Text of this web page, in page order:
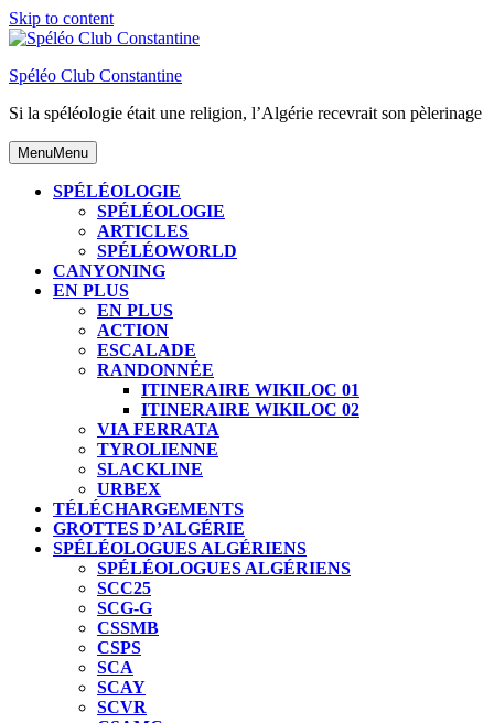
Skip to content
Spéléo Club Constantine
Si la spéléologie était une religion, l’Algérie recevrait son pèlerinage
MenuMenu
SPÉLÉOLOGIE
SPÉLÉOLOGIE
ARTICLES
SPÉLÉOWORLD
CANYONING
EN PLUS
EN PLUS
ACTION
ESCALADE
RANDONNÉE
ITINERAIRE WIKILOC 01
ITINERAIRE WIKILOC 02
VIA FERRATA
TYROLIENNE
SLACKLINE
URBEX
TÉLÉCHARGEMENTS
GROTTES D’ALGÉRIE
SPÉLÉOLOGUES ALGÉRIENS
SPÉLÉOLOGUES ALGÉRIENS
SCC25
SCG-G
CSSMB
CSPS
SCA
SCAY
SCVR